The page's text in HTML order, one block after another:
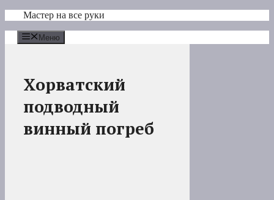
Перейти
содержимому
Мастер на все руки
Меню
Хорватский
подводный
винный погреб